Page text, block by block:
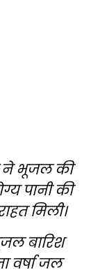
ने भूजल की
पानी की
मिली।
बारिश
वर्षा जल